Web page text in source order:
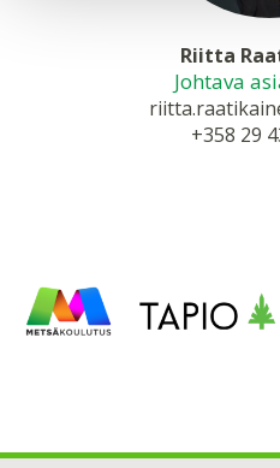
Riitta
Johtava
+358 29